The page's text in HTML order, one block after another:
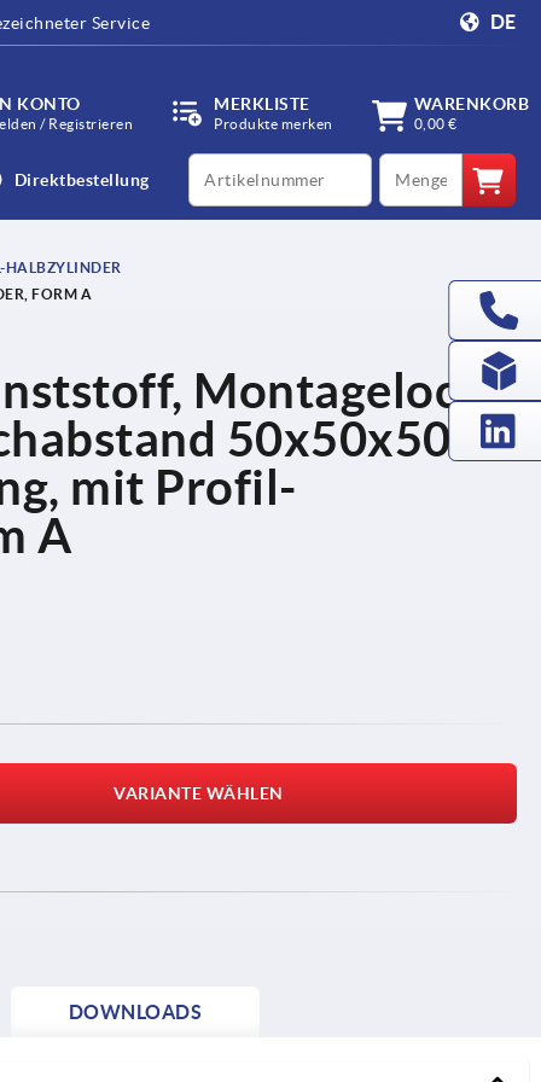
Service DE
KONTO
/ Registrieren
MERKLISTE
Produkte merken
WARENKORB
0,00 €
Direktbestellung
productCode qty
HALBZYLINDER
FORM A
Montageloch
50x50x50
mit Profil-
A
VARIANTE WÄHLEN
DOWNLOADS